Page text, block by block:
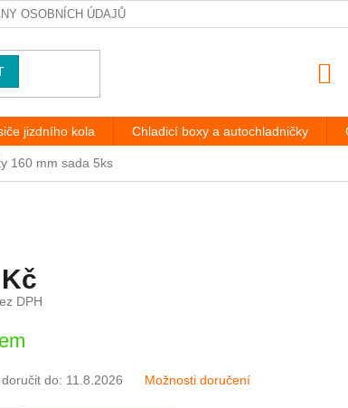
OSOBNÍCH ÚDAJŮ PODMÍNKY OCHRANY
jizdního kola Chladicí boxy a autochladničky
160 mm sada 5ks
DPH
do: 11.8.2026 Možnosti doručení